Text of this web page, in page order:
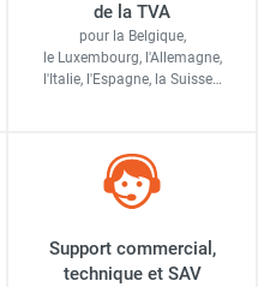
de la TVA
pour la Belgique,
le Luxembourg, l'Allemagne,
l'Italie, l'Espagne, la Suisse…
Support commercial,
technique et SAV